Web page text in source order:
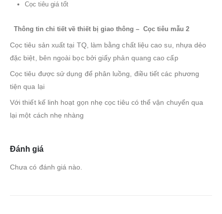
Cọc tiêu giá tốt
Thông tin chi tiết về thiết bị giao thông – Cọc tiêu mẫu 2
Cọc tiêu sản xuất tại TQ, làm bằng chất liệu cao su, nhựa dẻo
đặc biệt, bên ngoài bọc bởi giấy phản quang cao cấp
Cọc tiêu được sử dụng để phân luồng, điều tiết các phương
tiện qua lại
Với thiết kế linh hoạt gọn nhẹ cọc tiêu có thể vận chuyển qua
lại một cách nhẹ nhàng
Đánh giá
Chưa có đánh giá nào.